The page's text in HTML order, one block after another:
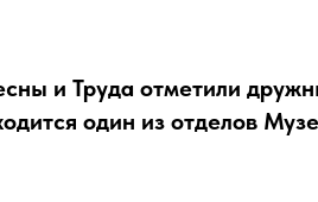
и Труда отметили
один из отделов